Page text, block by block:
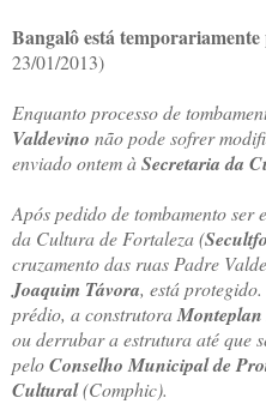
Bangalô está
23/01/2013)
Enquanto processo de
Valdevino não pode sofrer
enviado ontem àSecretaria da
Após pedido de tombamento
da Cultura de Fortaleza (
cruzamento das ruas Padre
Joaquim Távora, está
prédio, a construtora
ou derrubar a estrutura até que
peloConselho Municipal de
Cultural(Comphic).